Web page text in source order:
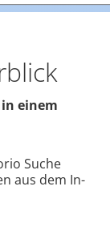
einem
Suche
aus dem In-